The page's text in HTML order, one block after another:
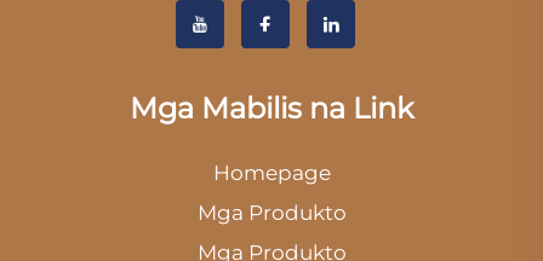
Mga Mabilis na Link
Homepage
Mga Produkto
Mga Produkto